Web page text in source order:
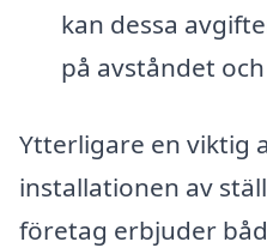
kan dessa
på avståndet
Ytterligare en viktig
installationen av
företag erbjuder